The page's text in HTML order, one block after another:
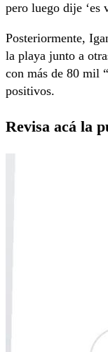
pero luego dije ‘es
Posteriormente,
la playa junto a
con más de 80 mil
positivos.
Revisa acá la